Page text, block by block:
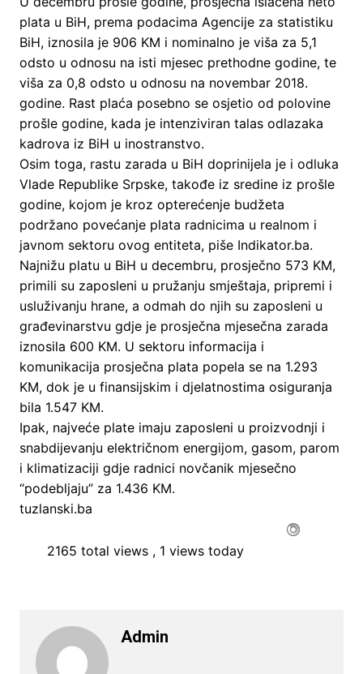
plata u BiH, prema podacima Agencije za statistiku
BiH, iznosila je 906 KM i nominalno je viša za 5,1
odsto u odnosu na isti mjesec prethodne godine, te
viša za 0,8 odsto u odnosu na novembar 2018.
godine. Rast plaća posebno se osjetio od polovine
prošle godine, kada je intenziviran talas odlazaka
kadrova iz BiH u inostranstvo.
Osim toga, rastu zarada u BiH doprinijela je i odluka
Vlade Republike Srpske, takođe iz sredine iz prošle
godine, kojom je kroz opterećenje budžeta
podržano povećanje plata radnicima u realnom i
javnom sektoru ovog entiteta, piše Indikator.ba.
Najnižu platu u BiH u decembru, prosječno 573 KM,
primili su zaposleni u pružanju smještaja, pripremi i
usluživanju hrane, a odmah do njih su zaposleni u
građevinarstvu gdje je prosječna mjesečna zarada
iznosila 600 KM. U sektoru informacija i
komunikacija prosječna plata popela se na 1.293
KM, dok je u finansijskim i djelatnostima osiguranja
bila 1.547 KM.
Ipak, najveće plate imaju zaposleni u proizvodnji i
snabdijevanju električnom energijom, gasom, parom
i klimatizaciji gdje radnici novčanik mjesečno
“podebljaju” za 1.436 KM.
tuzlanski.ba
2165 total views , 1 views today
Admin